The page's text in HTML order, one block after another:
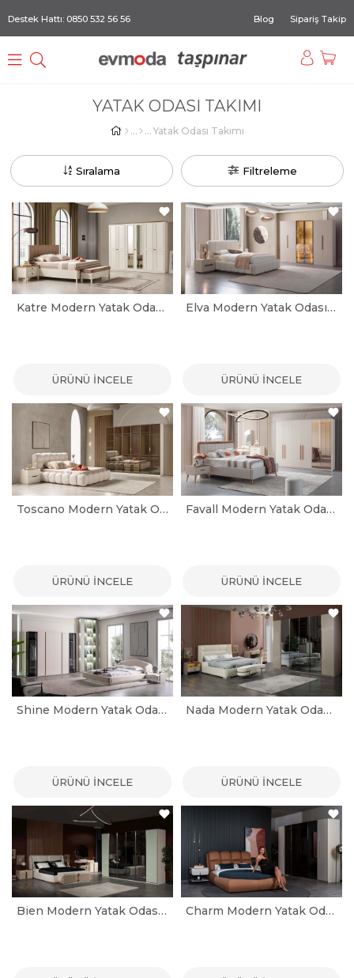
Destek Hattı: 0850 532 56 56 Blog Sipariş Takip
YATAK ODASI TAKIMI
Yatak Odası Takımı
Filtreleme
Sıralama
Katre Modern Yatak Odası Takımı
ÜRÜNÜ İNCELE
Elva Modern Yatak Odası Takımı
ÜRÜNÜ İNCELE
Toscano Modern Yatak Odası Takımı
ÜRÜNÜ İNCELE
Favall Modern Yatak Odası Takımı
ÜRÜNÜ İNCELE
Shine Modern Yatak Odası Takımı
ÜRÜNÜ İNCELE
Nada Modern Yatak Odası Takımı
ÜRÜNÜ İNCELE
Bien Modern Yatak Odası Takımı Charm Modern Yatak Odası Takımı